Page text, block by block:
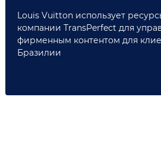
Louis Vuitton использует
компании TransPerfect для
фирменным контентом для
Бразилии